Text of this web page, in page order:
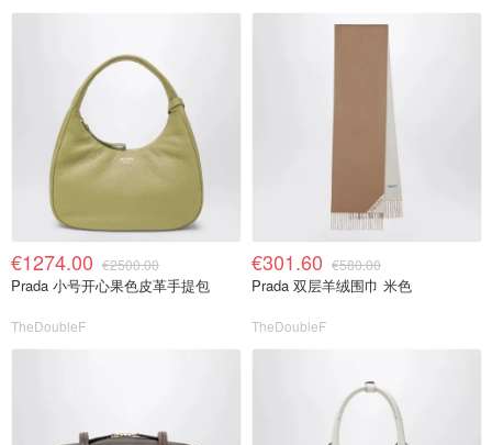
€1274.00 €2500.00
Prada 小号开心果色皮革手提包
TheDoubleF
€301.60 €580.00
Prada 双层羊绒围巾 米色
TheDoubleF